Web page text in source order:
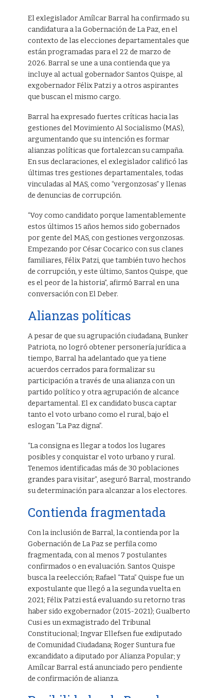
El exlegislador Amílcar Barral ha confirmado su
candidatura a la Gobernación de La Paz, en el
contexto de las elecciones departamentales que
están programadas para el 22 de marzo de
2026. Barral se une a una contienda que ya
incluye al actual gobernador Santos Quispe, al
exgobernador Félix Patzi y a otros aspirantes
que buscan el mismo cargo.
Barral ha expresado fuertes críticas hacia las
gestiones del Movimiento Al Socialismo (MAS),
argumentando que su intención es formar
alianzas políticas que fortalezcan su campaña.
En sus declaraciones, el exlegislador calificó las
últimas tres gestiones departamentales, todas
vinculadas al MAS, como “vergonzosas” y llenas
de denuncias de corrupción.
“Voy como candidato porque lamentablemente
estos últimos 15 años hemos sido gobernados
por gente del MAS, con gestiones vergonzosas.
Empezando por César Cocarico con sus clanes
familiares, Félix Patzi, que también tuvo hechos
de corrupción, y este último, Santos Quispe, que
es el peor de la historia”, afirmó Barral en una
conversación con El Deber.
Alianzas políticas
A pesar de que su agrupación ciudadana, Bunker
Patriota, no logró obtener personería jurídica a
tiempo, Barral ha adelantado que ya tiene
acuerdos cerrados para formalizar su
participación a través de una alianza con un
partido político y otra agrupación de alcance
departamental. El ex candidato busca captar
tanto el voto urbano como el rural, bajo el
eslogan “La Paz digna”.
“La consigna es llegar a todos los lugares
posibles y conquistar el voto urbano y rural.
Tenemos identificadas más de 30 poblaciones
grandes para visitar”, aseguró Barral, mostrando
su determinación para alcanzar a los electores.
Contienda fragmentada
Con la inclusión de Barral, la contienda por la
Gobernación de La Paz se perfila como
fragmentada, con al menos 7 postulantes
confirmados o en evaluación. Santos Quispe
busca la reelección; Rafael “Tata” Quispe fue un
expostulante que llegó a la segunda vuelta en
2021; Félix Patzi está evaluando su retorno tras
haber sido exgobernador (2015-2021); Gualberto
Cusi es un exmagistrado del Tribunal
Constitucional; Ingvar Ellefsen fue exdiputado
de Comunidad Ciudadana; Roger Suntura fue
excandidato a diputado por Alianza Popular; y
Amílcar Barral está anunciado pero pendiente
de confirmación de alianza.